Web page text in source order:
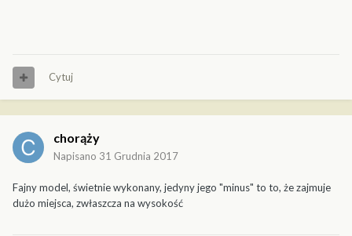
Cytuj
chorąży
Napisano 31 Grudnia 2017
Fajny model, świetnie wykonany, jedyny jego "minus" to to, że zajmuje
dużo miejsca, zwłaszcza na wysokość